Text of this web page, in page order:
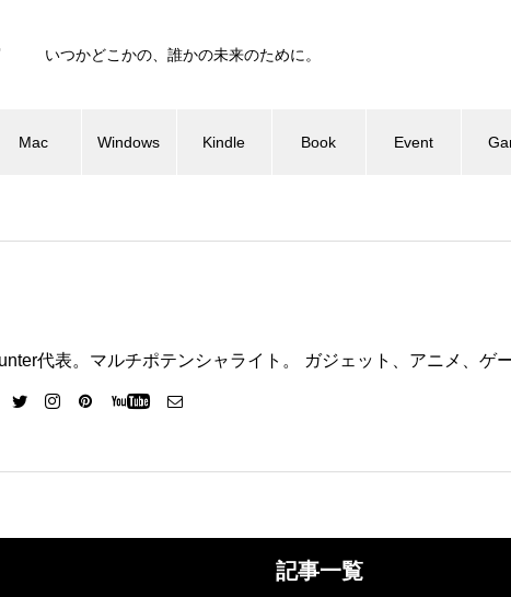
いつかどこかの、誰かの未来のために。
Mac Windows Kindle Book Event
代表。マルチポテンシャライト。 ガジェット、アニメ、ゲ
記事一覧